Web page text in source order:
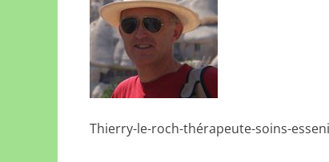
Thierry-le-roch-thérapeute-soins-